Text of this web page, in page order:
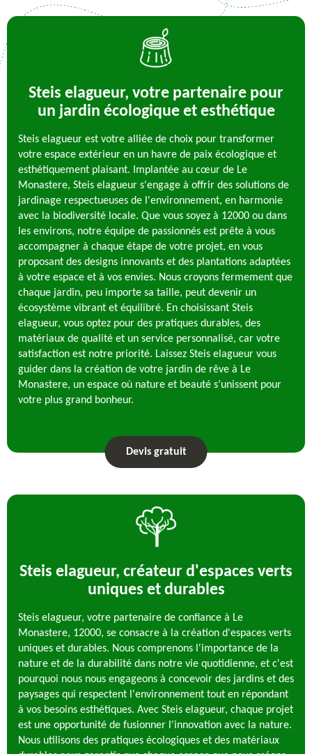
Steis elagueur, votre partenaire pour
un jardin écologique et esthétique
Steis elagueur est votre alliée de choix pour transformer
votre espace extérieur en un havre de paix écologique et
esthétiquement plaisant. Implantée au cœur de Le
Monastere, Steis elagueur s'engage à offrir des solutions de
jardinage respectueuses de l'environnement, en harmonie
avec la biodiversité locale. Que vous soyez à 12000 ou dans
les environs, notre équipe de passionnés est prête à vous
accompagner à chaque étape de votre projet, en vous
proposant des designs innovants et des plantations adaptées
à votre espace et à vos envies. Nous croyons fermement que
chaque jardin, peu importe sa taille, peut devenir un
écosystème vibrant et équilibré. En choisissant Steis
elagueur, vous optez pour des pratiques durables, des
matériaux de qualité et un service personnalisé, car votre
satisfaction est notre priorité. Laissez Steis elagueur vous
guider dans la création de votre jardin de rêve à Le
Monastere, un espace où nature et beauté s’unissent pour
votre plus grand bonheur.
Devis gratuit
Steis elagueur, créateur d'espaces verts
uniques et durables
Steis elagueur, votre partenaire de confiance à Le
Monastere, 12000, se consacre à la création d'espaces verts
uniques et durables. Nous comprenons l'importance de la
nature et de la durabilité dans notre vie quotidienne, et c'est
pourquoi nous nous engageons à concevoir des jardins et des
paysages qui respectent l'environnement tout en répondant
à vos besoins esthétiques. Avec Steis elagueur, chaque projet
est une opportunité de fusionner l'innovation avec la nature.
Nous utilisons des pratiques écologiques et des matériaux